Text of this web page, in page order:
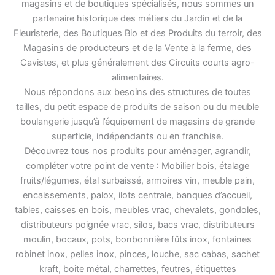
magasins et de boutiques spécialisés, nous sommes un
partenaire historique des métiers du Jardin et de la
Fleuristerie, des Boutiques Bio et des Produits du terroir, des
Magasins de producteurs et de la Vente à la ferme, des
Cavistes, et plus généralement des Circuits courts agro-
alimentaires.
Nous répondons aux besoins des structures de toutes
tailles, du petit espace de produits de saison ou du meuble
boulangerie jusqu’à l’équipement de magasins de grande
superficie, indépendants ou en franchise.
Découvrez tous nos produits pour aménager, agrandir,
compléter votre point de vente : Mobilier bois, étalage
fruits/légumes, étal surbaissé, armoires vin, meuble pain,
encaissements, palox, ilots centrale, banques d’accueil,
tables, caisses en bois, meubles vrac, chevalets, gondoles,
distributeurs poignée vrac, silos, bacs vrac, distributeurs
moulin, bocaux, pots, bonbonnière fûts inox, fontaines
robinet inox, pelles inox, pinces, louche, sac cabas, sachet
kraft, boite métal, charrettes, feutres, étiquettes